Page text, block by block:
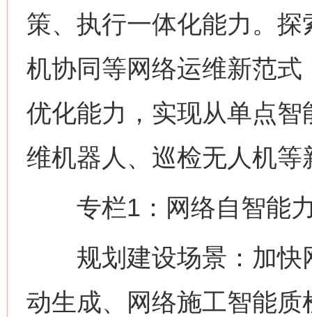
策、执行一体化能力。
机协同等网络运维新范
优化能力，实现从单点
维机器人、巡检无人机
专栏1：网络自智能
规划建设场景：加快
动生成、网络施工智能